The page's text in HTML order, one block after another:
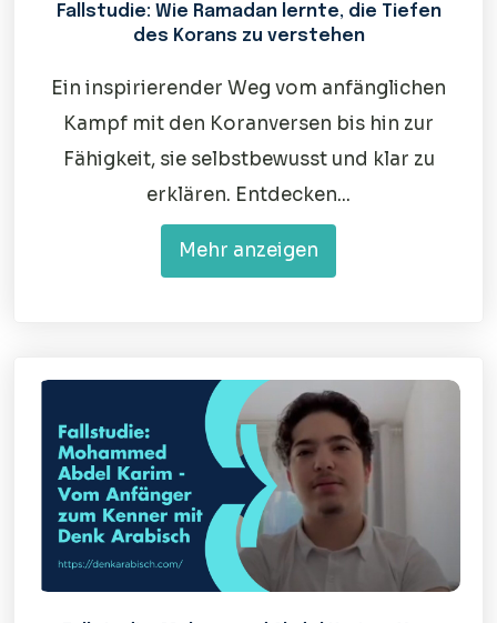
Fallstudie: Wie Ramadan lernte, die Tiefen
des Korans zu verstehen
Ein inspirierender Weg vom anfänglichen
Kampf mit den Koranversen bis hin zur
Fähigkeit, sie selbstbewusst und klar zu
erklären. Entdecken...
Mehr anzeigen